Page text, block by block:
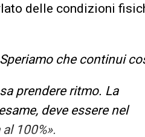
delle condizioni
che continui
prendere ritmo. La
deve essere nel
100%».